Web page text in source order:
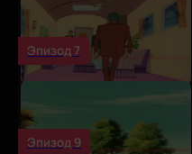
Эпизод 7
Эпизод 9